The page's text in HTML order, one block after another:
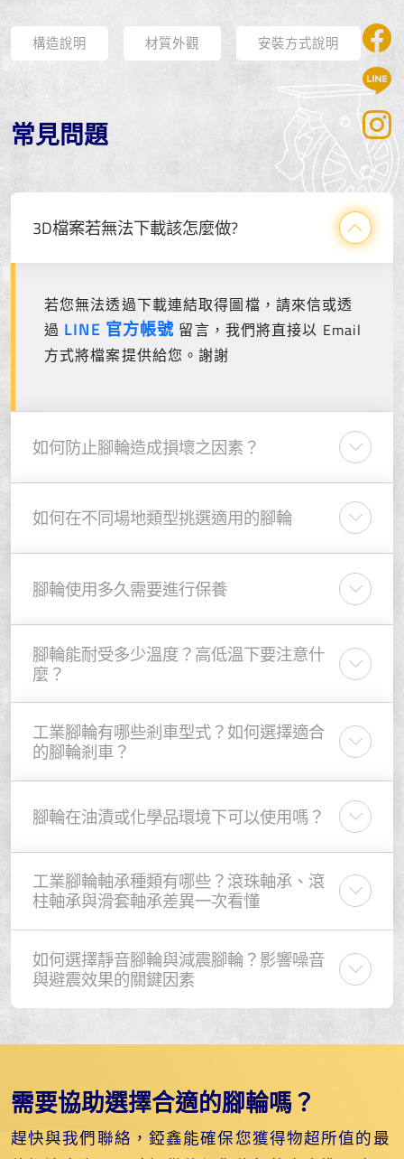
構造說明 材質外觀 安裝方式說明
常見問題
3D檔案若無法下載該怎麼做?
若您無法透過下載連結取得圖檔，請來信或透
過 LINE 官方帳號 留言，我們將直接以 Email
方式將檔案提供給您。謝謝
如何防止腳輪造成損壞之因素？
如何在不同場地類型挑選適用的腳輪
腳輪使用多久需要進行保養
腳輪能耐受多少溫度？高低溫下要注意什
麼？
工業腳輪有哪些剎車型式？如何選擇適合
的腳輪剎車？
腳輪在油漬或化學品環境下可以使用嗎？
工業腳輪軸承種類有哪些？滾珠軸承、滾
柱軸承與滑套軸承差異一次看懂
如何選擇靜音腳輪與減震腳輪？影響噪音
與避震效果的關鍵因素
需要協助選擇合適的腳輪嗎？
趕快與我們聯絡，錏鑫能確保您獲得物超所值的最